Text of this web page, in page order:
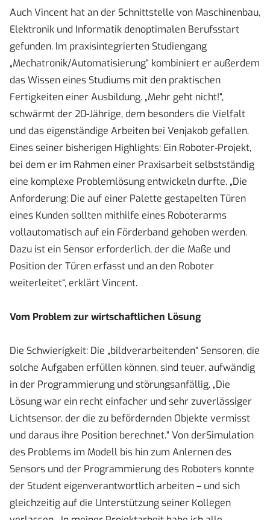
Auch Vincent hat an der Schnittstelle von Maschinenbau,
Elektronik und Informatik denoptimalen Berufsstart
gefunden. Im praxisintegrierten Studiengang
„Mechatronik/Automatisierung“ kombiniert er außerdem
das Wissen eines Studiums mit den praktischen
Fertigkeiten einer Ausbildung. „Mehr geht nicht!“,
schwärmt der 20-Jährige, dem besonders die Vielfalt
und das eigenständige Arbeiten bei Venjakob gefallen.
Eines seiner bisherigen Highlights: Ein Roboter-Projekt,
bei dem er im Rahmen einer Praxisarbeit selbstständig
eine komplexe Problemlösung entwickeln durfte. „Die
Anforderung: Die auf einer Palette gestapelten Türen
eines Kunden sollten mithilfe eines Roboterarms
vollautomatisch auf ein Förderband gehoben werden.
Dazu ist ein Sensor erforderlich, der die Maße und
Position der Türen erfasst und an den Roboter
weiterleitet“, erklärt Vincent.
Vom Problem zur wirtschaftlichen Lösung
Die Schwierigkeit: Die „bildverarbeitenden“ Sensoren, die
solche Aufgaben erfüllen können, sind teuer, aufwändig
in der Programmierung und störungsanfällig. „Die
Lösung war ein recht einfacher und sehr zuverlässiger
Lichtsensor, der die zu befördernden Objekte vermisst
und daraus ihre Position berechnet.“ Von derSimulation
des Problems im Modell bis hin zum Anlernen des
Sensors und der Programmierung des Roboters konnte
der Student eigenverantwortlich arbeiten – und sich
gleichzeitig auf die Unterstützung seiner Kollegen